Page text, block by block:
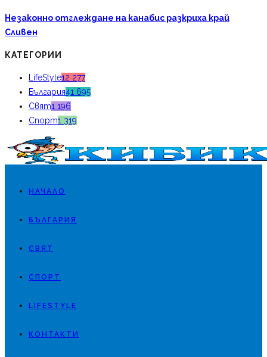
Незаконно отглеждане на канабис разкриха край
Сливен
КАТЕГОРИИ
LifeStyle12 277
България41 695
Свят1 196
Спорт1 319
НАЧАЛО
БЪЛГАРИЯ
СВЯТ
СПОРТ
LIFESTYLE
КОНТАКТИ